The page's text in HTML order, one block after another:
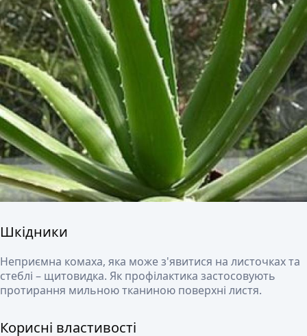
Шкідники
Неприємна комаха, яка може з'явитися на листочках та
стеблі – щитовидка. Як профілактика застосовують
протирання мильною тканиною поверхні листя.
Корисні властивості